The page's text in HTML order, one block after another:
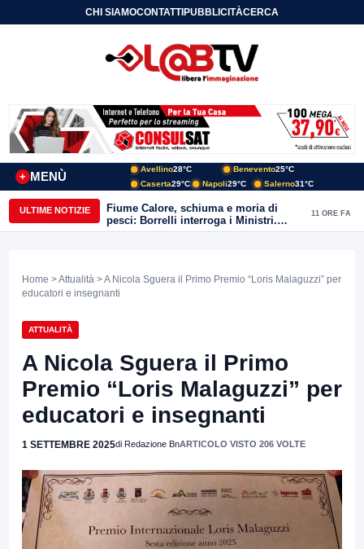
CHI SIAMOCONTATTIPUBBLICITÀCERCA
MENÙ
+
Avellino28°C Benevento25°C
Caserta29°C Napoli29°C Salerno31°C
ULTIME NOTIZIE
Fiume Calore, schiuma e moria di
pesci: Borrelli interroga i Ministri.
“Benevento paga l’assenza del
11 ORE FA
Home >Attualità > A Nicola Sguera il Primo Premio “Loris Malaguzzi” per
educatori e insegnanti
ATTUALITÀ
A Nicola Sguera il Primo
Premio “Loris Malaguzzi” per
educatori e insegnanti
1 SETTEMBRE 2025di Redazione BnARTICOLO VISTO 206 VOLTE